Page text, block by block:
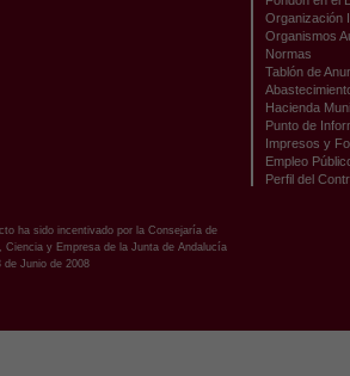
Organización
Organismos
Normas
Tablón de
Hacienda
Punto de
Impresos y
Empleo
Perfil del
ha sido incentivado por la Consejaría de
Ciencia y Empresa de la Junta de Andalucía
de Junio de 2008